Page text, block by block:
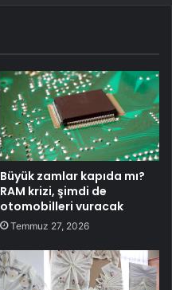
Büyük zamlar kapıda mı?
RAM krizi, şimdi de
otomobilleri vuracak
Temmuz 27, 2026